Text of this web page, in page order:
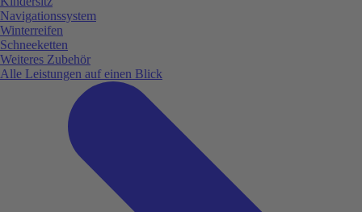
Navigationssystem
Winterreifen
Schneeketten
Weiteres Zubehör
Alle Leistungen auf einen Blick